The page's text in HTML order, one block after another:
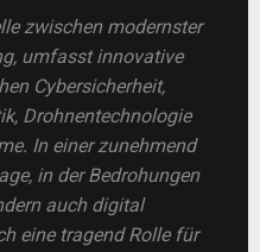
zwischen modernster
umfasst innovative
Cybersicherheit,
Drohnentechnologie
In einer zunehmend
in der Bedrohungen
auch digital
eine tragend Rolle für